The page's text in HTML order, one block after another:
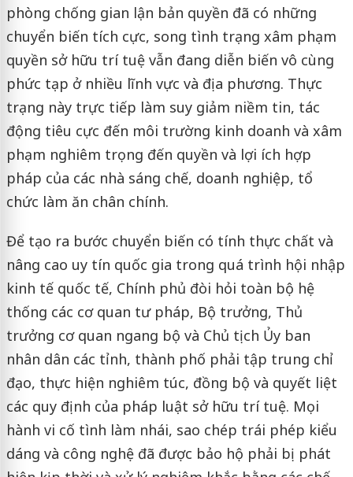
phòng chống gian lận bản quyền đã có những
chuyển biến tích cực, song tình trạng xâm phạm
quyền sở hữu trí tuệ vẫn đang diễn biến vô cùng
phức tạp ở nhiều lĩnh vực và địa phương. Thực
trạng này trực tiếp làm suy giảm niềm tin, tác
động tiêu cực đến môi trường kinh doanh và xâm
phạm nghiêm trọng đến quyền và lợi ích hợp
pháp của các nhà sáng chế, doanh nghiệp, tổ
chức làm ăn chân chính.
Để tạo ra bước chuyển biến có tính thực chất và
nâng cao uy tín quốc gia trong quá trình hội nhập
kinh tế quốc tế, Chính phủ đòi hỏi toàn bộ hệ
thống các cơ quan tư pháp, Bộ trưởng, Thủ
trưởng cơ quan ngang bộ và Chủ tịch Ủy ban
nhân dân các tỉnh, thành phố phải tập trung chỉ
đạo, thực hiện nghiêm túc, đồng bộ và quyết liệt
các quy định của pháp luật sở hữu trí tuệ. Mọi
hành vi cố tình làm nhái, sao chép trái phép kiểu
dáng và công nghệ đã được bảo hộ phải bị phát